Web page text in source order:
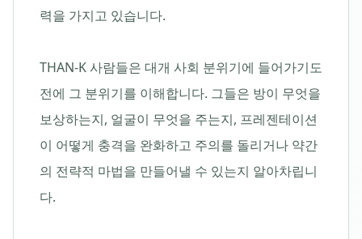
력을 가지고 있습니다.
THAN-K 사람들은 대개 사회 분위기에 들어가기도
전에 그 분위기를 이해합니다. 그들은 방이 무엇을
보상하는지, 얼굴이 무엇을 주는지, 프레젠테이션
이 어떻게 충격을 완화하고 주의를 돌리거나 약간
의 전략적 마법을 만들어낼 수 있는지 알아차립니
다.